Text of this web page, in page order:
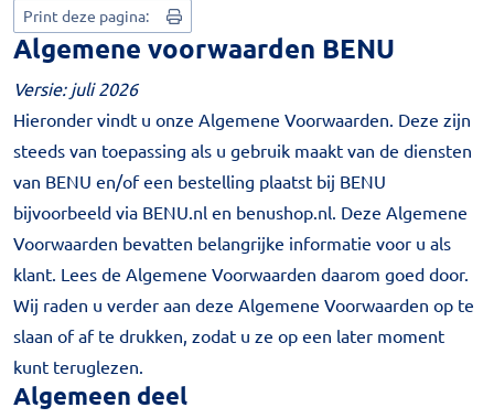
Print deze pagina:
Algemene voorwaarden BENU
Versie: juli 2026
Hieronder vindt u onze Algemene Voorwaarden. Deze zijn
steeds van toepassing als u gebruik maakt van de diensten
van BENU en/of een bestelling plaatst bij BENU
bijvoorbeeld via BENU.nl en benushop.nl. Deze Algemene
Voorwaarden bevatten belangrijke informatie voor u als
klant. Lees de Algemene Voorwaarden daarom goed door.
Wij raden u verder aan deze Algemene Voorwaarden op te
slaan of af te drukken, zodat u ze op een later moment
kunt teruglezen.
Algemeen deel